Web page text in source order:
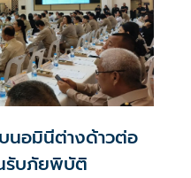
นอมินีต่างด้าวต่อ
รับภัยพิบัติ